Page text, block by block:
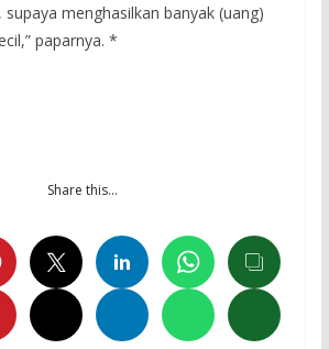
menghasilkan banyak (uang)
paparnya. *
Share this…